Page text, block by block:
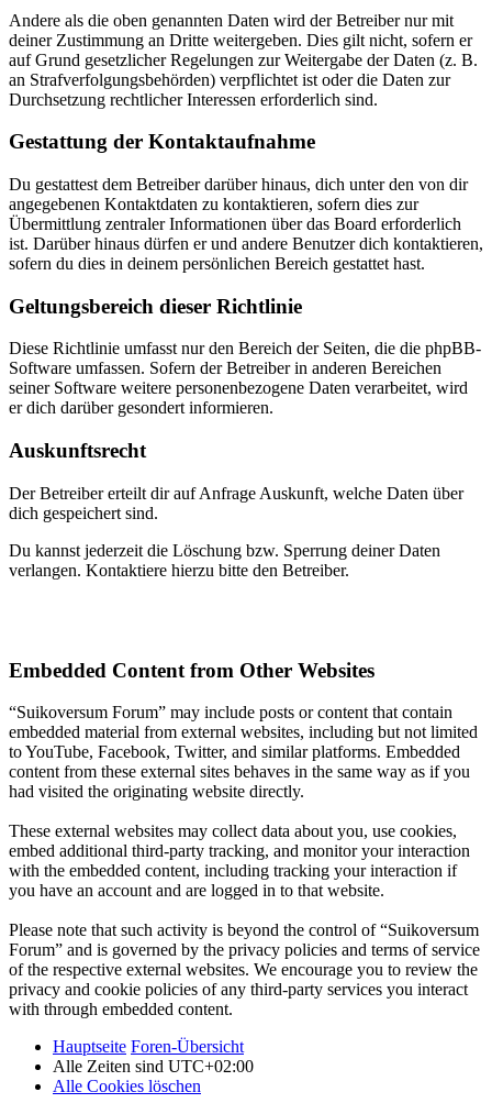
Andere als die oben genannten Daten wird der Betreiber nur mit
deiner Zustimmung an Dritte weitergeben. Dies gilt nicht, sofern er
auf Grund gesetzlicher Regelungen zur Weitergabe der Daten (z. B.
an Strafverfolgungsbehörden) verpflichtet ist oder die Daten zur
Durchsetzung rechtlicher Interessen erforderlich sind.
Gestattung der Kontaktaufnahme
Du gestattest dem Betreiber darüber hinaus, dich unter den von dir
angegebenen Kontaktdaten zu kontaktieren, sofern dies zur
Übermittlung zentraler Informationen über das Board erforderlich
ist. Darüber hinaus dürfen er und andere Benutzer dich kontaktieren,
sofern du dies in deinem persönlichen Bereich gestattet hast.
Geltungsbereich dieser Richtlinie
Diese Richtlinie umfasst nur den Bereich der Seiten, die die phpBB-
Software umfassen. Sofern der Betreiber in anderen Bereichen
seiner Software weitere personenbezogene Daten verarbeitet, wird
er dich darüber gesondert informieren.
Auskunftsrecht
Der Betreiber erteilt dir auf Anfrage Auskunft, welche Daten über
dich gespeichert sind.
Du kannst jederzeit die Löschung bzw. Sperrung deiner Daten
verlangen. Kontaktiere hierzu bitte den Betreiber.
Embedded Content from Other Websites
“Suikoversum Forum” may include posts or content that contain
embedded material from external websites, including but not limited
to YouTube, Facebook, Twitter, and similar platforms. Embedded
content from these external sites behaves in the same way as if you
had visited the originating website directly.
These external websites may collect data about you, use cookies,
embed additional third-party tracking, and monitor your interaction
with the embedded content, including tracking your interaction if
you have an account and are logged in to that website.
Please note that such activity is beyond the control of “Suikoversum
Forum” and is governed by the privacy policies and terms of service
of the respective external websites. We encourage you to review the
privacy and cookie policies of any third-party services you interact
with through embedded content.
Hauptseite Foren-Übersicht
Alle Zeiten sind UTC+02:00
Alle Cookies löschen